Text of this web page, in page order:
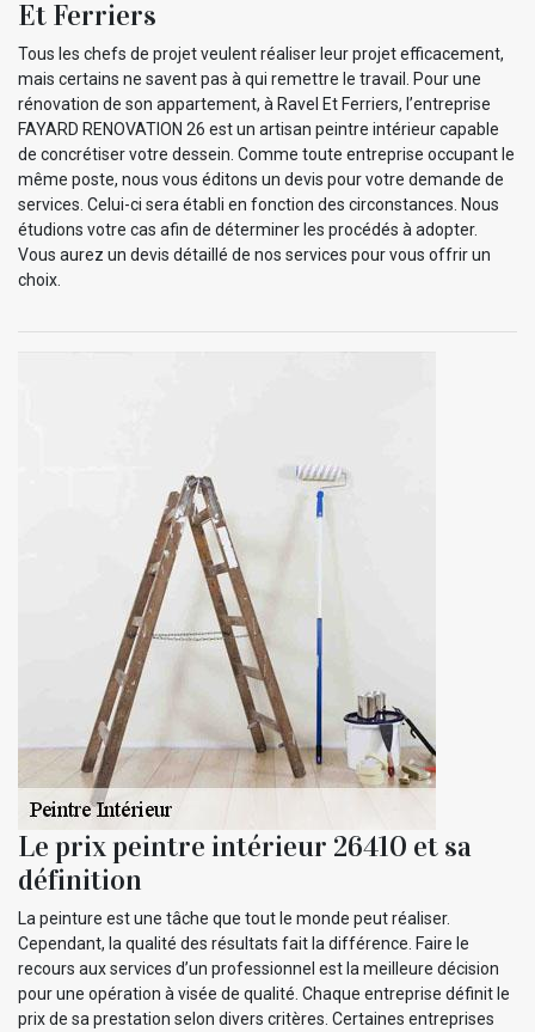
Et Ferriers
Tous les chefs de projet veulent réaliser leur projet efficacement,
mais certains ne savent pas à qui remettre le travail. Pour une
rénovation de son appartement, à Ravel Et Ferriers, l’entreprise
FAYARD RENOVATION 26 est un artisan peintre intérieur capable
de concrétiser votre dessein. Comme toute entreprise occupant le
même poste, nous vous éditons un devis pour votre demande de
services. Celui-ci sera établi en fonction des circonstances. Nous
étudions votre cas afin de déterminer les procédés à adopter.
Vous aurez un devis détaillé de nos services pour vous offrir un
choix.
Le prix peintre intérieur 26410 et sa
définition
La peinture est une tâche que tout le monde peut réaliser.
Cependant, la qualité des résultats fait la différence. Faire le
recours aux services d’un professionnel est la meilleure décision
pour une opération à visée de qualité. Chaque entreprise définit le
prix de sa prestation selon divers critères. Certaines entreprises